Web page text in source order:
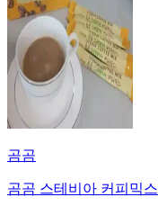
곰곰
곰곰 스테비아 커피믹스